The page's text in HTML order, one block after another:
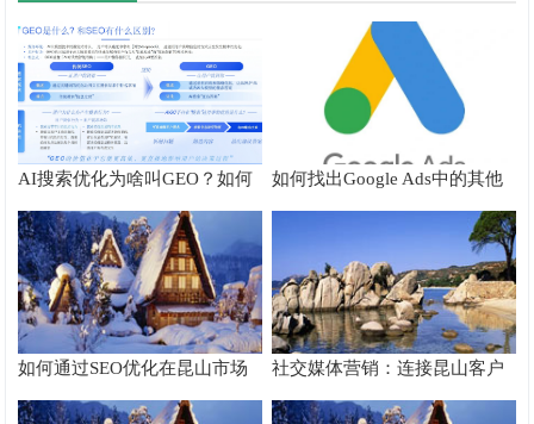
AI搜索优化为啥叫GEO？如何
在AI搜索中获得排名？
如何找出Google Ads中的其他
搜索字词
如何通过SEO优化在昆山市场
脱颖而出
社交媒体营销：连接昆山客户
的桥梁